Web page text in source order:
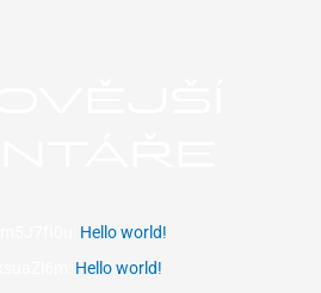
Hello world!
Hello world!